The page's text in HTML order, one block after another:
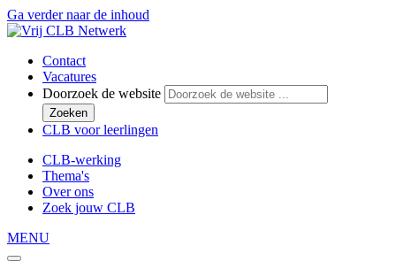
Ga verder naar de inhoud
Contact
Vacatures
Doorzoek de website
Zoeken
CLB voor leerlingen
CLB-werking
Thema's
Over ons
Zoek jouw CLB
MENU